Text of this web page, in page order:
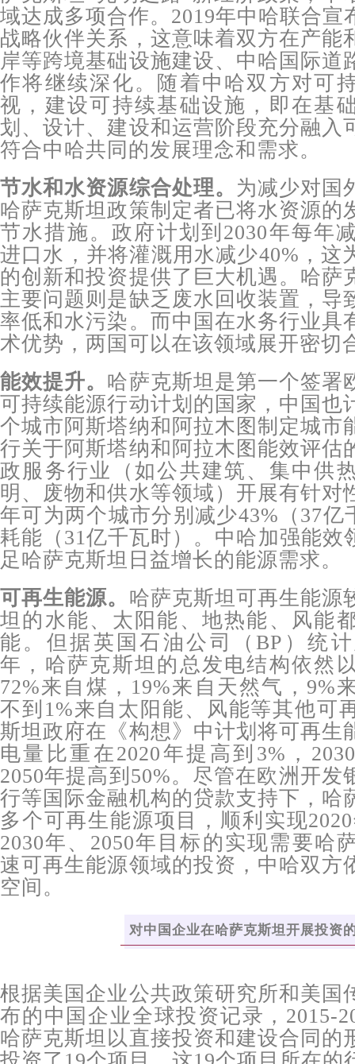
域达成多项合作。2019年中哈联合宣
战略伙伴关系，这意味着双方在产能
岸等跨境基础设施建设、中哈国际道
作将继续深化。随着中哈双方对可
视，建设可持续基础设施，即在基
划、设计、建设和运营阶段充分融入
符合中哈共同的发展理念和需求。
节水和水资源综合处理。 为减少对国
哈萨克斯坦政策制定者已将水资源的
节水措施。政府计划到2030年每年
进口水，并将灌溉用水减少40%，这
的创新和投资提供了巨大机遇。哈萨
主要问题则是缺乏废水回收装置，导
率低和水污染。而中国在水务行业具
术优势，两国可以在该领域展开密切
能效提升。 哈萨克斯坦是第一个签署
可持续能源行动计划的国家，中国也
个城市阿斯塔纳和阿拉木图制定城市
行关于阿斯塔纳和阿拉木图能效评估
政服务行业（如公共建筑、集中供
明、废物和供水等领域）开展有针对
年可为两个城市分别减少43%（37亿
耗能（31亿千瓦时）。中哈加强能效
足哈萨克斯坦日益增长的能源需求。
可再生能源。 哈萨克斯坦可再生能源
坦的水能、太阳能、地热能、风能
能。但据英国石油公司（BP）统
年，哈萨克斯坦的总发电结构依然
72%来自煤，19%来自天然气，9%
不到1%来自太阳能、风能等其他可
斯坦政府在《构想》中计划将可再生
电量比重在2020年提高到3%，
2050年提高到50%。尽管在欧洲开发
行等国际金融机构的贷款支持下，哈
多个可再生能源项目，顺利实现
2030年、2050年目标的实现需要哈
速可再生能源领域的投资，中哈双方
空间。
对中国企业在哈萨克斯坦开展投资
根据美国企业公共政策研究所和美国
布的中国企业全球投资记录，2015-
哈萨克斯坦以直接投资和建设合同的